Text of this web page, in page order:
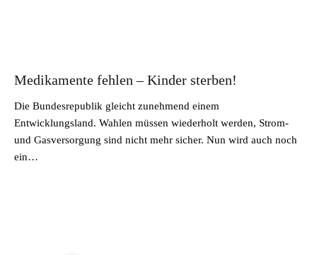
Medikamente fehlen – Kinder sterben!
Die Bundesrepublik gleicht zunehmend einem
Entwicklungsland. Wahlen müssen wiederholt werden, Strom-
und Gasversorgung sind nicht mehr sicher. Nun wird auch noch
ein…